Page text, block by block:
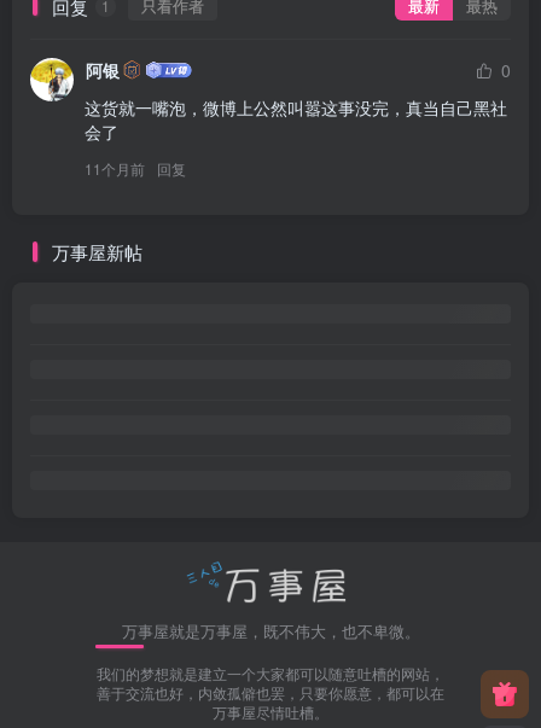
回复 1 只看作者 最新 最热
阿银
0
这货就一嘴泡，微博上公然叫嚣这事没完，真当自己黑社
会了
11个月前 回复
万事屋新帖
万事屋就是万事屋，既不伟大，也不卑微。
我们的梦想就是建立一个大家都可以随意吐槽的网站，
善于交流也好，内敛孤僻也罢，只要你愿意，都可以在
万事屋尽情吐槽。